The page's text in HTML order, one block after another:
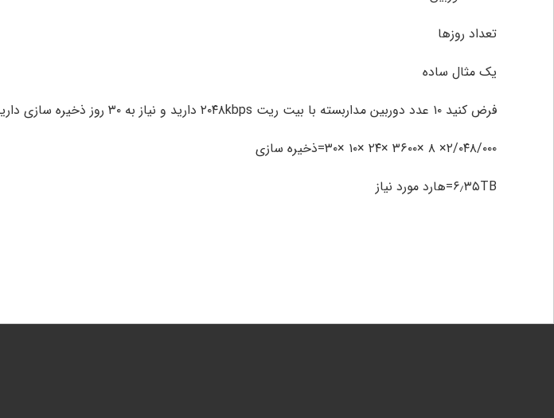
تعداد روزها
یک مثال ساده
فرض کنید ۱۰ عدد دوربین مداربسته با بیت ریت ۲۰۴۸kbps دارید و نیاز به ۳۰ روز ذخیره سازی دارید
۲/۰۴۸/۰۰۰× ۸ ×۳۶۰۰ ×۲۴ ×۱۰ ×۳۰=ذخیره سازی
۶٫۳۵TB=هارد مورد نیاز